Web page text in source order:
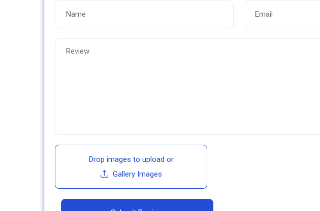
Drop images to upload or
Gallery Images